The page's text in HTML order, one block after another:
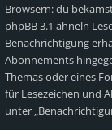
Browsern: du
phpBB 3.1 ähneln
Benachrichtigung
Abonnements
Themas oder eines
für Lesezeichen und
unter